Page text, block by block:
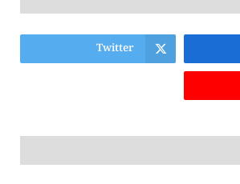
Twitter